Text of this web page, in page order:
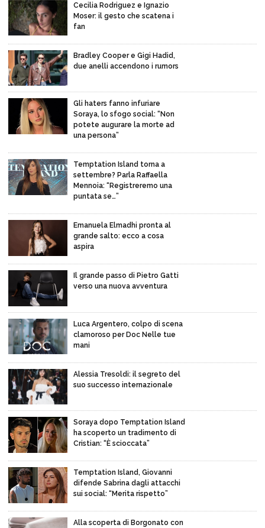
Cecilia Rodriguez e Ignazio
Moser: il gesto che scatena i
fan
Bradley Cooper e Gigi Hadid,
due anelli accendono i rumors
Gli haters fanno infuriare
Soraya, lo sfogo social: “Non
potete augurare la morte ad
una persona”
Temptation Island torna a
settembre? Parla Raffaella
Mennoia: “Registreremo una
puntata se…”
Emanuela Elmadhi pronta al
grande salto: ecco a cosa
aspira
Il grande passo di Pietro Gatti
verso una nuova avventura
Luca Argentero, colpo di scena
clamoroso per Doc Nelle tue
mani
Alessia Tresoldi: il segreto del
suo successo internazionale
Soraya dopo Temptation Island
ha scoperto un tradimento di
Cristian: “È scioccata”
Temptation Island, Giovanni
difende Sabrina dagli attacchi
sui social: “Merita rispetto”
Alla scoperta di Borgonato con